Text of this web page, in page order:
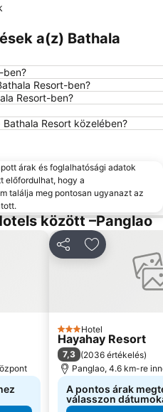
a(z) Bathala
ben?
Resort-ben?
Resort-ben?
Resort közelében?
árak és foglalhatósági adatok
előfordulhat, hogy a
találja meg pontosan ugyanazt az
között –Panglao
MegosztásHozzáadás
3 Kategória
Hotel
Hayahay Resort
7,3 (2036 értékelés)
Panglao, 4.6 km-re
A pontos árak
válasszon